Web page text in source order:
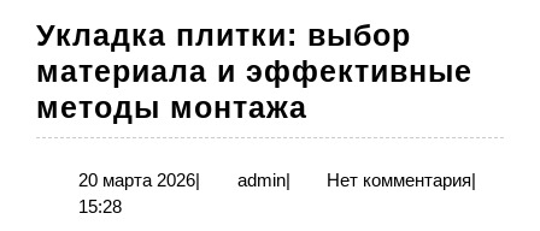
Укладка плитки: выбор
материала и эффективные
методы монтажа
плитки:
выбор
20 марта 202620
| adminadmin
| Нет комментария|
15:28